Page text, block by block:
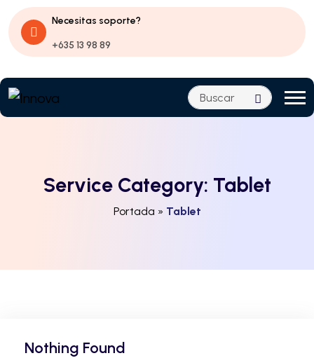
Necesitas soporte?
+635 13 98 89
Service Category: Tablet
Portada » Tablet
Nothing Found